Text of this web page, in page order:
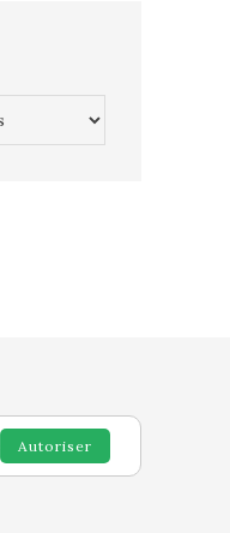
Autoriser